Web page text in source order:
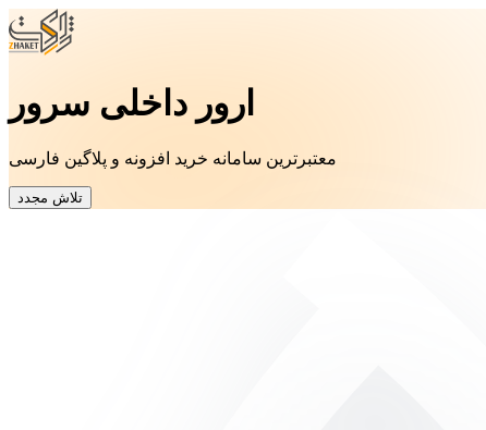
ارور داخلی سرور
معتبرترین سامانه خرید افزونه و پلاگین فارسی
تلاش مجدد